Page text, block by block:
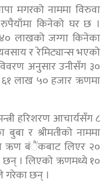
मगरको नाममा विरुवा
किनेको घर छ ।
लाखको जग्गा किनेका
र रेमिट्यान्स भएको
अनुसार उनीसँग ३०
लाख ५० हजार ऋणमा
हरिशरण आचार्यसँग ८
र श्रीमतीको नाममा
ऋण बंैंकबाट लिएर २०
छन् । लिएको ऋणमध्ये १०
गरेका छन् ।